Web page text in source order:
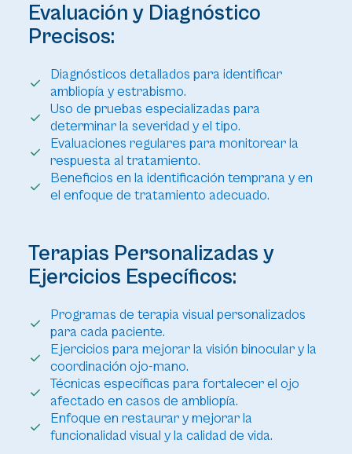
Evaluación y Diagnóstico
Precisos:
Diagnósticos detallados para identificar
ambliopía y estrabismo.
Uso de pruebas especializadas para
determinar la severidad y el tipo.
Evaluaciones regulares para monitorear la
respuesta al tratamiento.
Beneficios en la identificación temprana y en
el enfoque de tratamiento adecuado.
Terapias Personalizadas y
Ejercicios Específicos:
Programas de terapia visual personalizados
para cada paciente.
Ejercicios para mejorar la visión binocular y la
coordinación ojo-mano.
Técnicas específicas para fortalecer el ojo
afectado en casos de ambliopía.
Enfoque en restaurar y mejorar la
funcionalidad visual y la calidad de vida.